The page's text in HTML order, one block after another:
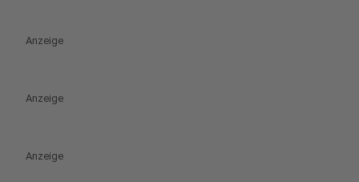
Anzeige
Anzeige
Anzeige